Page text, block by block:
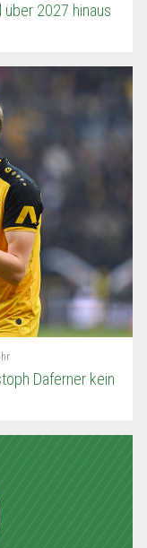
über 2027 hinaus
Daferner kein